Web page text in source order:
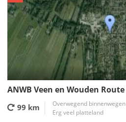
ANWB Veen en Wouden Route
99 km
Overwegend binnenwegen
Erg veel platteland